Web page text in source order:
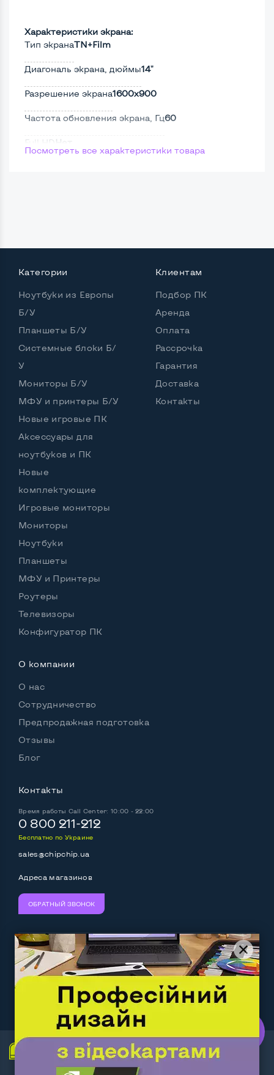
Характеристики экрана:
Тип экранаTN+Film
Диагональ экрана, дюймы14"
Разрешение экрана1600x900
Частота обновления экрана, Гц60
Full HD Нет
Мощность:
Частота процессора (базовая-максимальная)
Intel Core i5-450M (2,40 - 2,66 GHz)
Тип оперативной памяти
DDR3
SSD 2,5" или HDD
Возможности видеокарты:
Тип видеокарты
Видеопроцессор ноутбука
Размер видеопамяти, Гб
Удобство пользования:
Материал корпуса
Подсветка клавиатуры
Русские и украинские буквы на клавиатуре
Операционная система
Разъемы подключения:
Выход Display port
Выход mini Display port
Выход HDMIНет
Разъем для наушников 3.5 мм
Разъем для микрофона
Выход Gigabit Ethernet LANДа
Выход USB 2_02-4 шт
Выход USB 3_0 Нет
Выход Com PortНет
Беспроводные подключения:
Посмотреть все характеристики товара
Категории
Ноутбуки из Европы
Б/У
Планшеты Б/У
Системные блоки Б/
У
Мониторы Б/У
МФУ и принтеры Б/У
Новые игровые ПК
Аксессуары для
ноутбуков и ПК
Новые
комплектующие
Игровые мониторы
Мониторы
Ноутбуки
Планшеты
МФУ и Принтеры
Роутеры
Телевизоры
Конфигуратор ПК
Клиентам
Подбор ПК
Аренда
Оплата
Рассрочка
Гарантия
Доставка
Контакты
О компании
О нас
Сотрудничество
Предпродажная подготовка
Отзывы
Блог
Контакты
Время работы Call Center: 10:00 - 22:00
0 800 211-212
Бесплатно по Украине
sales@chipchip.ua
Адреса магазинов
ОБРАТНЫЙ ЗВОНОК
Мы принимаем: Следите за нами:
Work.ua— самий кльовий
наш партнер